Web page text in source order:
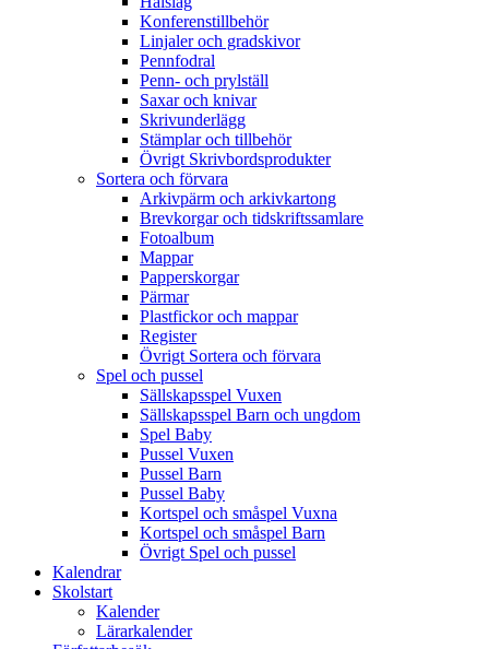
Konferenstillbehör
Linjaler och gradskivor
Pennfodral
Penn- och prylställ
Saxar och knivar
Skrivunderlägg
Stämplar och tillbehör
Övrigt Skrivbordsprodukter
Sortera och förvara
Arkivpärm och arkivkartong
Brevkorgar och tidskriftssamlare
Fotoalbum
Mappar
Papperskorgar
Pärmar
Plastfickor och mappar
Register
Övrigt Sortera och förvara
Spel och pussel
Sällskapsspel Vuxen
Sällskapsspel Barn och ungdom
Spel Baby
Pussel Vuxen
Pussel Barn
Pussel Baby
Kortspel och småspel Vuxna
Kortspel och småspel Barn
Övrigt Spel och pussel
Kalendrar
Skolstart
Kalender
Lärarkalender